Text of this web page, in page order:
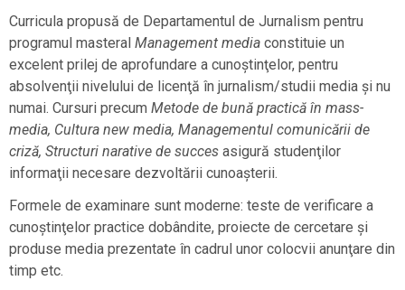
Curricula propusă de Departamentul de Jurnalism pentru
programul masteral Management media constituie un
excelent prilej de aprofundare a cunoştinţelor, pentru
absolvenţii nivelului de licenţă în jurnalism/studii media şi nu
numai. Cursuri precum Metode de bună practică în mass-
media, Cultura new media, Managementul comunicării de
criză, Structuri narative de succes asigură studenţilor
informaţii necesare dezvoltării cunoaşterii.
Formele de examinare sunt moderne: teste de verificare a
cunoştinţelor practice dobândite, proiecte de cercetare şi
produse media prezentate în cadrul unor colocvii anunţare din
timp etc.